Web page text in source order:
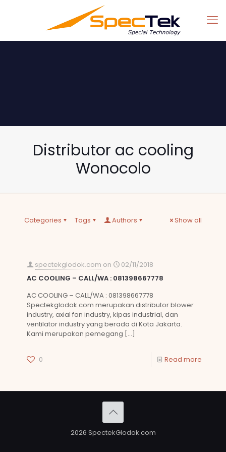
Distributor ac cooling
Wonocolo
Categories Tags Authors Show all
spectekglodok.com on
02/11/2018
AC COOLING – CALL/WA : 081398667778
AC COOLING – CALL/WA : 081398667778
Spectekglodok.com merupakan distributor blower
industry, axial fan industry, kipas industrial, dan
ventilator industry yang berada di Kota Jakarta.
Kami merupakan pemegang […]
0 Read more
2026 SpectekGlodok.com